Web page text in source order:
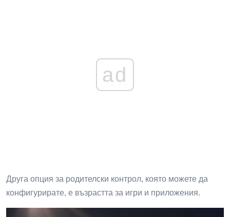
ad
Друга опция за родителски контрол, която можете да
конфигурирате, е възрастта за игри и приложения.